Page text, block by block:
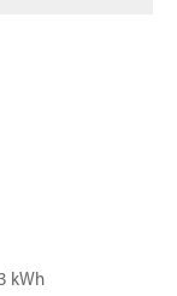
kWh